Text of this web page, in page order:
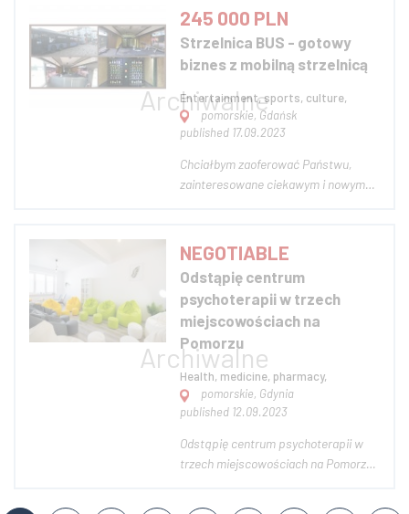
własnej restauracji pod znaną marką
(nie franczyza), szukasz inwestycji
zapewniającej pewne zyski, ta
oferta...
245 000 PLN
Strzelnica BUS - gotowy
biznes z mobilną strzelnicą
Entertainment, sports, culture,
pomorskie, Gdańsk
published 17.09.2023
Chciałbym zaoferować Państwu,
zainteresowane ciekawym i nowym
obiekt z serii Strzelnica BUS, który
został przetestowany. Strzelnica
BUS jest Pierwszy w UE realizacja
strzelnicy w autobu...
NEGOTIABLE
Odstąpię centrum
psychoterapii w trzech
miejscowościach na
Pomorzu
Health, medicine, pharmacy,
pomorskie, Gdynia
published 12.09.2023
Odstąpię centrum psychoterapii w
trzech miejscowościach na Pomorzu